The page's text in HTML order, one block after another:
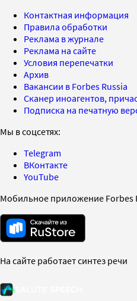
Контактная информация
Правила обработки
Реклама в журнале
Реклама на сайте
Условия перепечатки
Архив
Вакансии в Forbes Russia
Сканер иноагентов,
Подписка на печатную
Мы в соцсетях:
Telegram
ВКонтакте
YouTube
Мобильное приложение Forbes
На сайте работает синтез речи